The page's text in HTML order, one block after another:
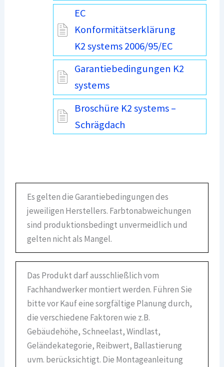
EC
Konformitätserklärung
K2 systems 2006/95/EC
Garantiebedingungen K2
systems
Broschüre K2 systems –
Schrägdach
Es gelten die Garantiebedingungen des
jeweiligen Herstellers. Farbtonabweichungen
sind produktionsbedingt unvermeidlich und
gelten nicht als Mangel.
Das Produkt darf ausschließlich vom
Fachhandwerker montiert werden. Führen Sie
bitte vor Kauf eine sorgfältige Planung durch,
die verschiedene Faktoren wie z.B.
Gebäudehöhe, Schneelast, Windlast,
Geländekategorie, Reibwert, Ballastierung
uvm. berücksichtigt. Die Montageanleitung